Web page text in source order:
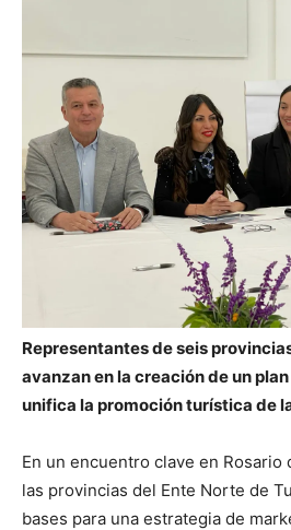
Representantes de seis
avanzan en la creación de un
unifica la promoción turística de
En un encuentro clave en Rosario
las provincias del Ente Norte de
bases para una estrategia de